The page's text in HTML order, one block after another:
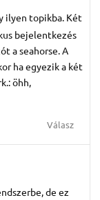
ilyen topikba. Két
bejelentkezés
a seahorse. A
ha egyezik a két
öhh,
Válasz
de ez